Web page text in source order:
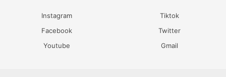
Instagram
Tiktok
Facebook
Twitter
Youtube
Gmail